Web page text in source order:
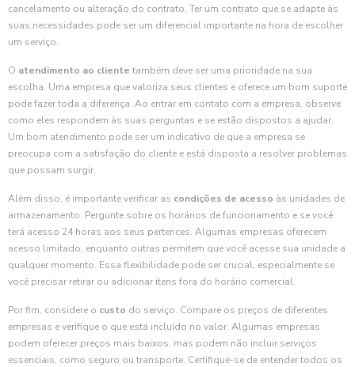
cancelamento ou alteração do contrato. Ter um contrato que se adapte às
suas necessidades pode ser um diferencial importante na hora de escolher
um serviço.
O atendimento ao cliente também deve ser uma prioridade na sua
escolha. Uma empresa que valoriza seus clientes e oferece um bom suporte
pode fazer toda a diferença. Ao entrar em contato com a empresa, observe
como eles respondem às suas perguntas e se estão dispostos a ajudar.
Um bom atendimento pode ser um indicativo de que a empresa se
preocupa com a satisfação do cliente e está disposta a resolver problemas
que possam surgir.
Além disso, é importante verificar as condições de acesso às unidades de
armazenamento. Pergunte sobre os horários de funcionamento e se você
terá acesso 24 horas aos seus pertences. Algumas empresas oferecem
acesso limitado, enquanto outras permitem que você acesse sua unidade a
qualquer momento. Essa flexibilidade pode ser crucial, especialmente se
você precisar retirar ou adicionar itens fora do horário comercial.
Por fim, considere o custo do serviço. Compare os preços de diferentes
empresas e verifique o que está incluído no valor. Algumas empresas
podem oferecer preços mais baixos, mas podem não incluir serviços
essenciais, como seguro ou transporte. Certifique-se de entender todos os